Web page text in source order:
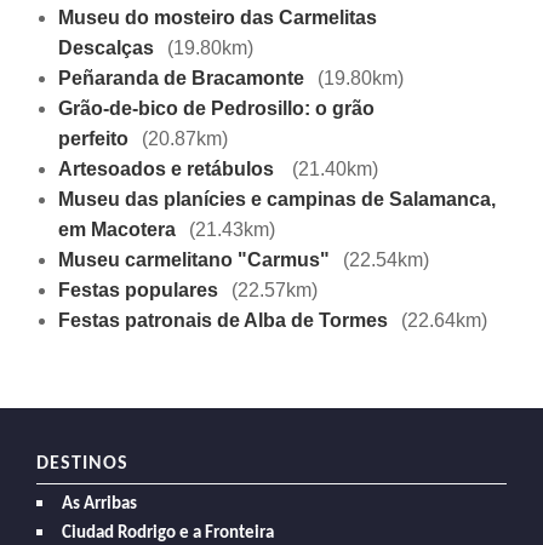
Museu do mosteiro das Carmelitas
Descalças
(19.80km)
Peñaranda de Bracamonte
(19.80km)
Grão-de-bico de Pedrosillo: o grão
perfeito
(20.87km)
Artesoados e retábulos
(21.40km)
Museu das planícies e campinas de Salamanca,
em Macotera
(21.43km)
Museu carmelitano "Carmus"
(22.54km)
Festas populares
(22.57km)
Festas patronais de Alba de Tormes
(22.64km)
DESTINOS
As Arribas
Ciudad Rodrigo e a Fronteira